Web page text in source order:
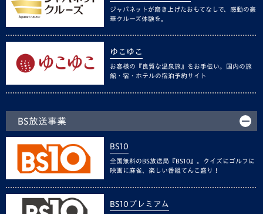
ジャパネットが磨き上げたおもてなしで、感動の豪
華クルーズ体験を。
ゆこゆこ
お客様の『良質な温泉旅』をお手伝い。国内の旅
館・宿・ホテルの宿泊予約サイト
BS放送事業
BS10
全国無料のBS放送局『BS10』。クイズにゴルフに
映画に麻雀、楽しい番組てんこ盛り！
BS10プレミアム